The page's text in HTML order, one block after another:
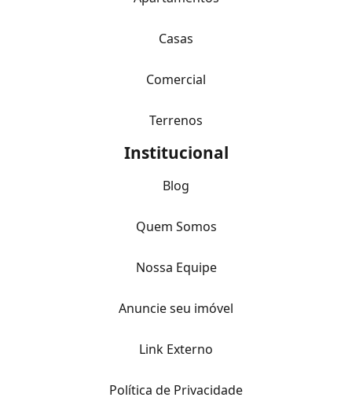
Casas
Comercial
Terrenos
Institucional
Blog
Quem Somos
Nossa Equipe
Anuncie seu imóvel
Link Externo
Política de Privacidade